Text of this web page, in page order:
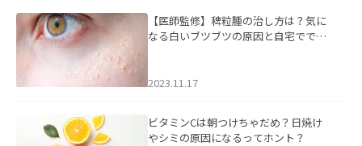
【医師監修】稗粒腫の治し方は？気に
なる白いブツブツの原因と自宅ででき
2023.11.17
ビタミンCは朝つけちゃだめ？日焼け
やシミの原因になるってホント？